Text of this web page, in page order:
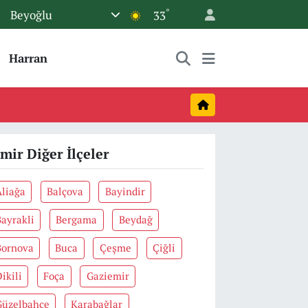
Beyoğlu 33°
Harran
Diğer İlçeler
Balçova Bayindir
Bergama Beydağ
Buca Çeşme Çiğli
Foça Gaziemir
Karabağlar